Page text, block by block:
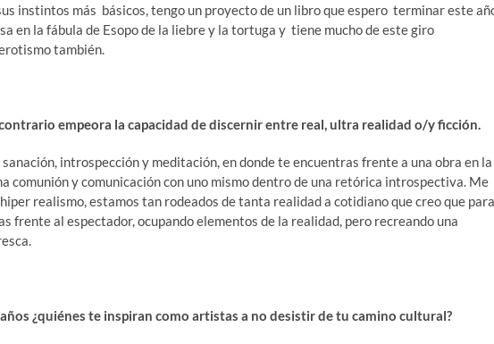
instintos más básicos, tengo un proyecto de un libro que espero terminar este
en la fábula de Esopo de la liebre y la tortuga y tiene mucho de este giro
también.
empeora la capacidad de discernir entre real, ultra realidad o/y ficción.
introspección y meditación, en donde te encuentras frente a una obra en la
comunión y comunicación con uno mismo dentro de una retórica introspectiva. Me
realismo, estamos tan rodeados de tanta realidad a cotidiano que creo que para
frente al espectador, ocupando elementos de la realidad, pero recreando una
¿quiénes te inspiran como artistas a no desistir de tu camino cultural?